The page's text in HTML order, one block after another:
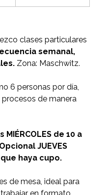
clases particulares
semanal,
Zona: Maschwitz.
6 personas por día,
de manera
de 10 a
JUEVES
haya cupo.
de mesa, ideal para